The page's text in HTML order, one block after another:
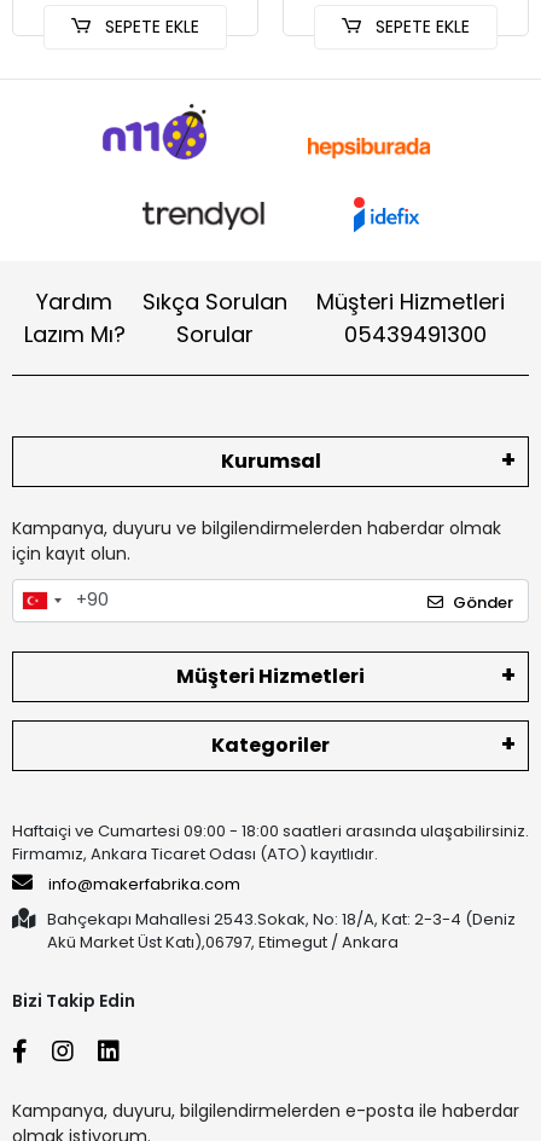
SEPETE EKLE SEPETE EKLE
Yardım
Lazım Mı?
Sıkça Sorulan
Sorular
Müşteri Hizmetleri
05439491300
Kurumsal
Kampanya, duyuru ve bilgilendirmelerden haberdar olmak
için kayıt olun.
Gönder
Müşteri Hizmetleri
Kategoriler
Haftaiçi ve Cumartesi 09:00 - 18:00 saatleri arasında ulaşabilirsiniz.
Firmamız, Ankara Ticaret Odası (ATO) kayıtlıdır.
info@makerfabrika.com
Bahçekapı Mahallesi 2543.Sokak, No: 18/A, Kat: 2-3-4 (Deniz
Akü Market Üst Katı),06797, Etimegut / Ankara
Bizi Takip Edin
Kampanya, duyuru, bilgilendirmelerden e-posta ile haberdar
olmak istiyorum.